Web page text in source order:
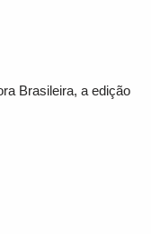
Brasileira, a edição